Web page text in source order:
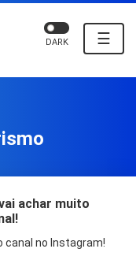
☰
DARK
achar muito
canal no Instagram!